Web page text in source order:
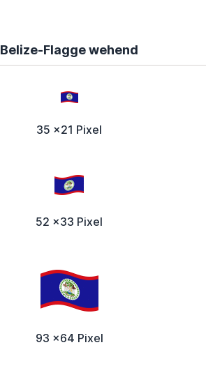
Belize-Flagge wehend
35 x21 Pixel
52 x33 Pixel
93 x64 Pixel